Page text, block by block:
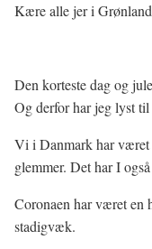
Kære alle jer i Grønland
Den korteste dag og
Og derfor har jeg lyst
Vi i Danmark har været
glemmer. Det har I
Coronaen har været en
stadigvæk.